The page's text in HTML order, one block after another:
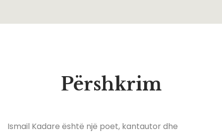
Përshkrim
Ismail Kadare është një poet, kantautor dhe